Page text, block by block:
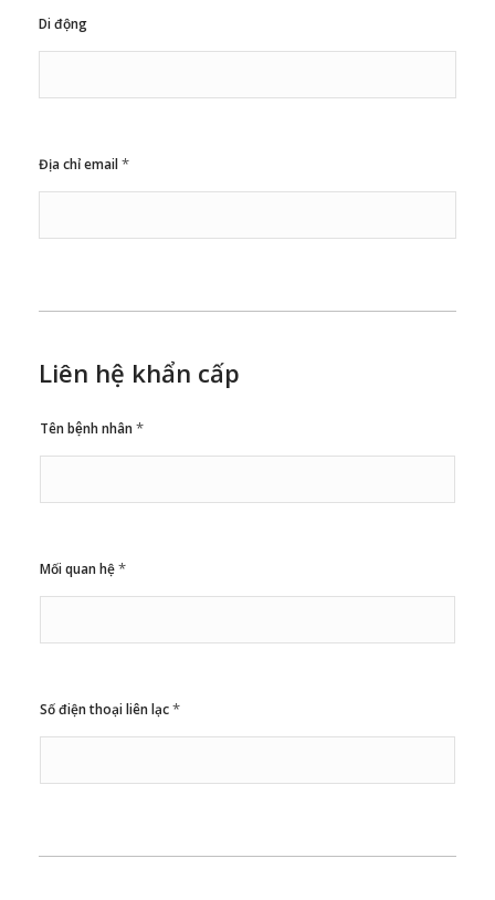
Di động
Địa chỉ email*
Liên hệ khẩn cấp
Tên bệnh nhân*
Mối quan hệ*
Số điện thoại liên lạc*